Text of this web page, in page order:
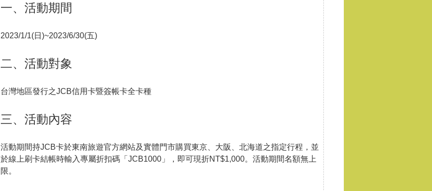
一、活動期間
2023/1/1(日)~2023/6/30(五)
二、活動對象
台灣地區發行之JCB信用卡暨簽帳卡全卡種
三、活動內容
活動期間持JCB卡於東南旅遊官方網站及實體門市購買東京、大阪、北海道之指定行程，並
於線上刷卡結帳時輸入專屬折扣碼「JCB1000」，即可現折NT$1,000。活動期間名額無上
限。